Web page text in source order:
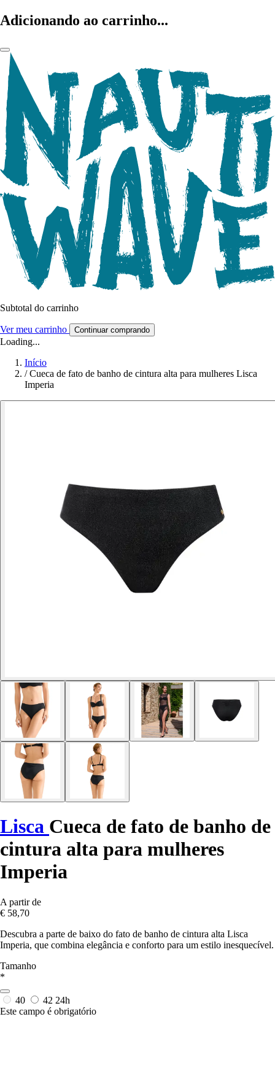
Adicionando ao carrinho...
Subtotal do carrinho
Ver meu carrinho Continuar comprando
Loading...
Início
/ Cueca de fato de banho de cintura alta para mulheres Lisca
Imperia
Lisca Cueca de fato de banho de
cintura alta para mulheres
Imperia
A partir de
€ 58,70
Descubra a parte de baixo do fato de banho de cintura alta Lisca
Imperia, que combina elegância e conforto para um estilo inesquecível.
Tamanho
*
40 42 24h
Este campo é obrigatório